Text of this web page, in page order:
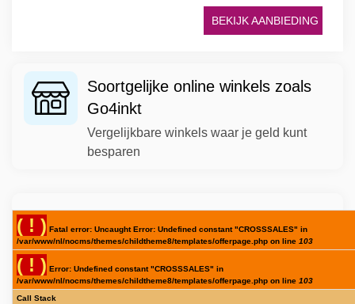
BEKIJK AANBIEDING
Soortgelijke online winkels zoals
Go4inkt
Vergelijkbare winkels waar je geld kunt
besparen
( ! ) Fatal error: Uncaught Error: Undefined constant "CROSSSALES" in
/var/www/nl/nocms/themes/childtheme8/templates/offerpage.php on line 103
( ! ) Error: Undefined constant "CROSSSALES" in
/var/www/nl/nocms/themes/childtheme8/templates/offerpage.php on line 103
Call Stack